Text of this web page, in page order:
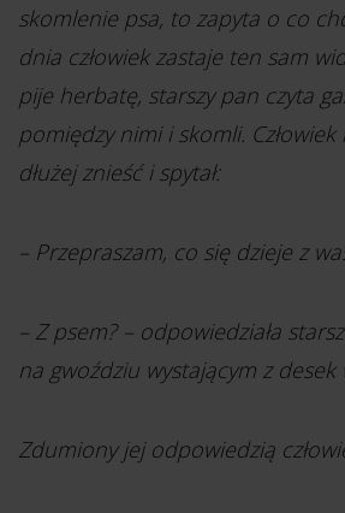
skomlenie psa, to zapyta o co
dnia człowiek zastaje ten sam
pije herbatę, starszy pan czyta
pomiędzy nimi i skomli. Człowiek
dłużej znieść i spytał:
– Przepraszam, co się dzieje z
– Z psem? – odpowiedziała
na gwoździu wystającym z desek
Zdumiony jej odpowiedzią